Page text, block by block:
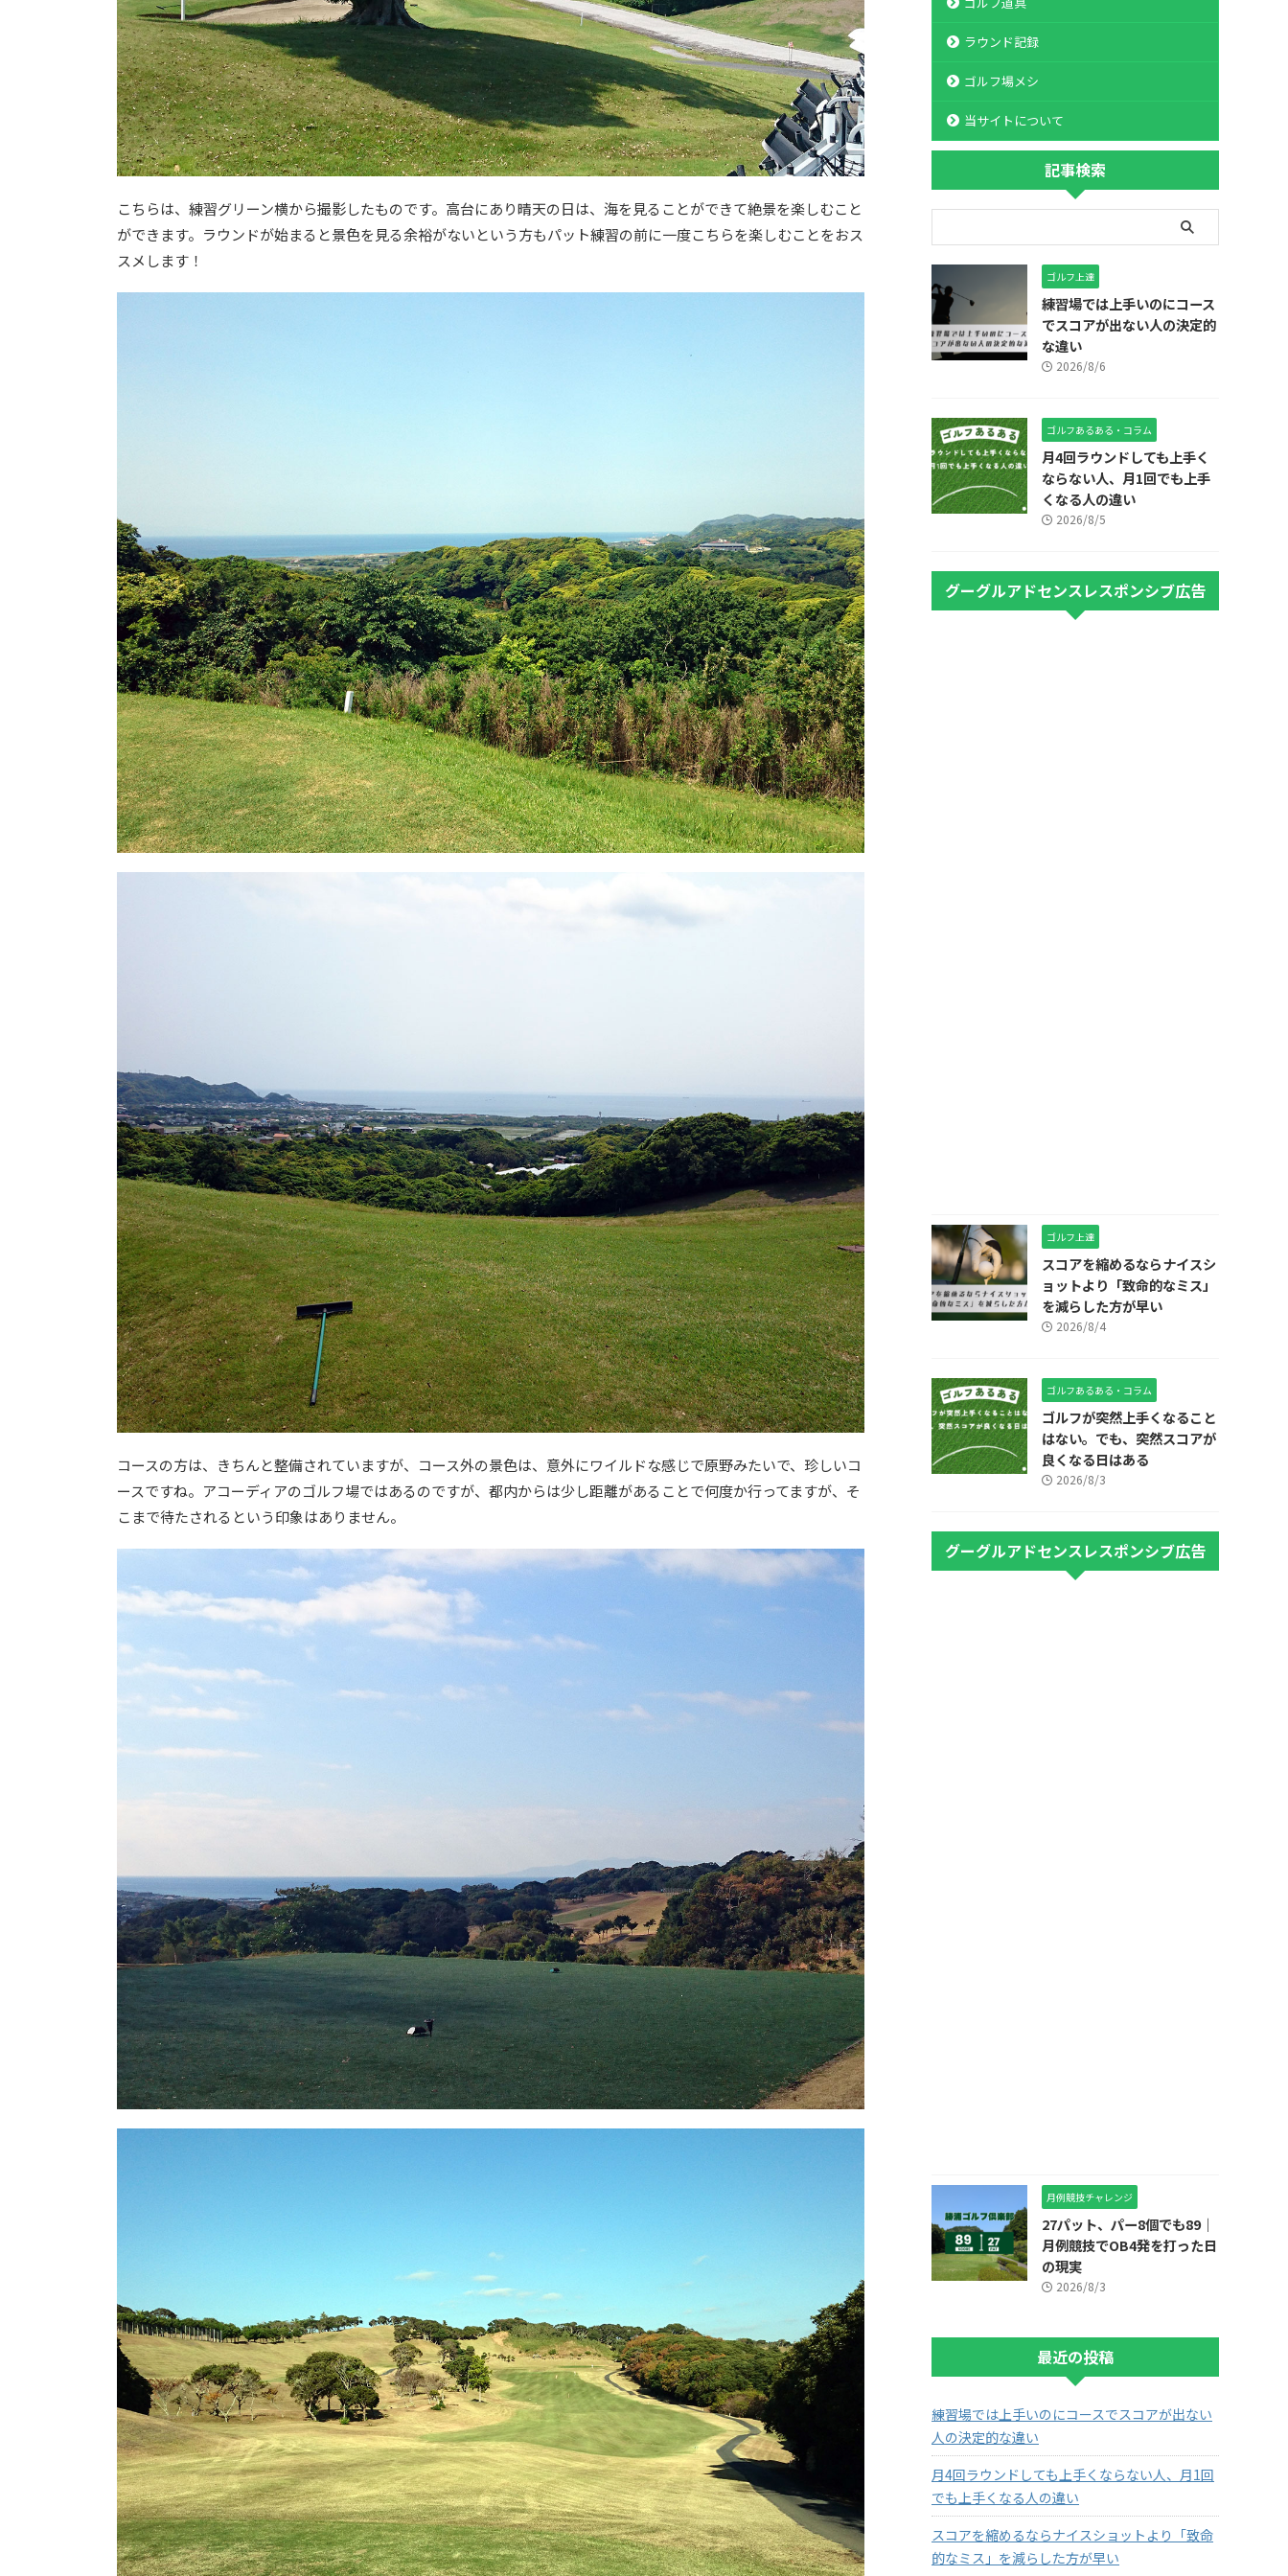
こちらは、練習グリーン横から撮影したものです。高台にあり晴天の日は、海を見ることができて絶景を楽しむこと
ができます。ラウンドが始まると景色を見る余裕がないという方もパット練習の前に一度こちらを楽しむことをおス
スメします！
コースの方は、きちんと整備されていますが、コース外の景色は、意外にワイルドな感じで原野みたいで、珍しいコ
ースですね。アコーディアのゴルフ場ではあるのですが、都内からは少し距離があることで何度か行ってますが、そ
こまで待たされるという印象はありません。
ラウンド記録
ゴルフ場メシ
当サイトについて
記事検索
ゴルフ上達
練習場では上手いのにコース
でスコアが出ない人の決定的
な違い
2026/8/6
ゴルフあるある・コラム
月4回ラウンドしても上手く
ならない人、月1回でも上手
くなる人の違い
2026/8/5
グーグルアドセンスレスポンシブ広告
ゴルフ上達
スコアを縮めるならナイスシ
ョットより「致命的なミス」
を減らした方が早い
2026/8/4
ゴルフあるある・コラム
ゴルフが突然上手くなること
はない。でも、突然スコアが
良くなる日はある
2026/8/3
グーグルアドセンスレスポンシブ広告
月例競技チャレンジ
27パット、パー8個でも89｜
月例競技でOB4発を打った日
の現実
2026/8/3
最近の投稿
練習場では上手いのにコースでスコアが出ない
人の決定的な違い
月4回ラウンドしても上手くならない人、月1回
でも上手くなる人の違い
スコアを縮めるならナイスショットより「致命
的なミス」を減らした方が早い